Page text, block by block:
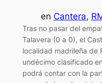
en Cantera,
Tras no pasar del
Talavera (0 a 0), el
localidad madrileña de
undécimo clasificado
podrá contar con la